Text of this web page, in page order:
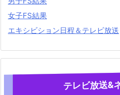
女子FS結果
エキシビション日程＆テレビ放送
テレビ放送&